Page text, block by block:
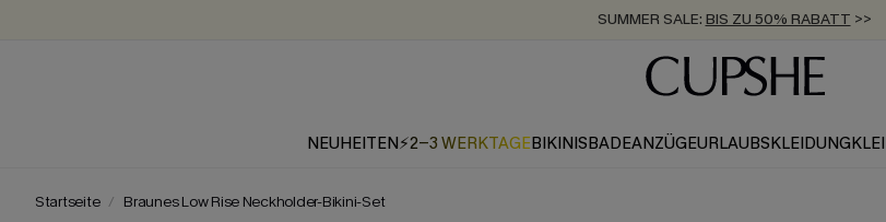
SUMMER SALE: BIS ZU 50% RABATT >>
ZUM NEWSLETTER:BIS ZU -20% EXTRA
KOSTENLOSER VERSAND AB 89 €
NEUHEITEN⚡2-3 WERKTAGEBIKINISBADEANZÜGEURLAUBSKLEIDUNG
Startseite Braunes Low Rise Neckholder-Bikini-Set